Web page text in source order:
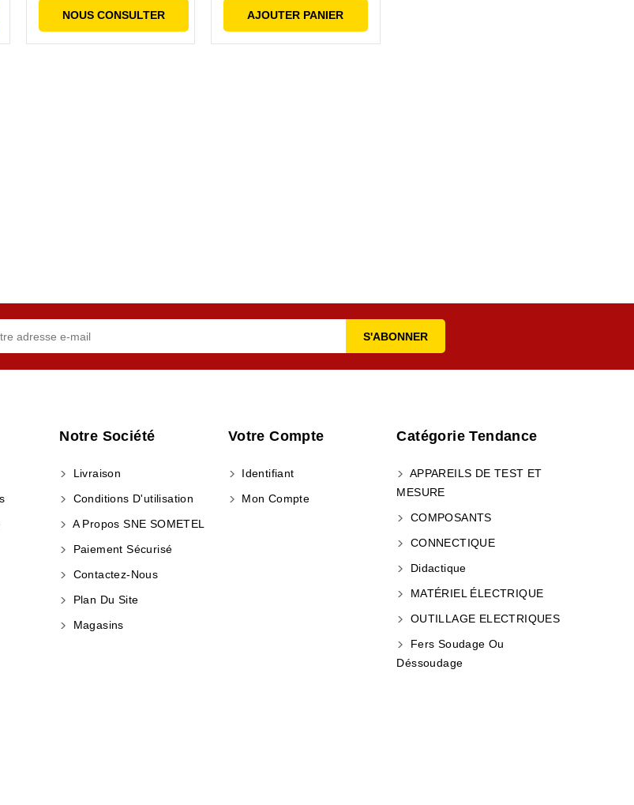
NOUS CONSULTER AJOUTER PANIER
Notre Société
Livraison
Conditions D'utilisation
A Propos SNE SOMETEL
Paiement Sécurisé
Contactez-Nous
Plan Du Site
Magasins
Votre Compte
Identifiant
Mon Compte
Catégorie Tendance
APPAREILS DE TEST ET
MESURE
COMPOSANTS
CONNECTIQUE
Didactique
MATÉRIEL ÉLECTRIQUE
OUTILLAGE ELECTRIQUES
Fers Soudage Ou
Déssoudage